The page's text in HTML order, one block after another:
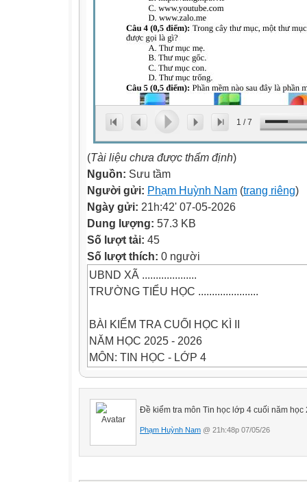
1 /7
(Tài liệu chưa được thẩm định)
Nguồn: Sưu tầm
Người gửi: Phạm Huỳnh Nam (trang riêng)
Ngày gửi: 21h:42' 07-05-2026
Dung lượng: 57.3 KB
Số lượt tải: 45
Số lượt thích: 0 người
UBND XÃ ....................
TRƯỜNG TIỂU HỌC ......................
BÀI KIỂM TRA CUỐI HỌC KÌ II
NĂM HỌC 2025 - 2026
MÔN: TIN HỌC - LỚP 4
Họ và
......................................
Ghi bằng số
Đề kiểm tra môn Tin học lớp 4 cuối năm học
Phạm Huỳnh Nam @ 21h:48p 07/05/26